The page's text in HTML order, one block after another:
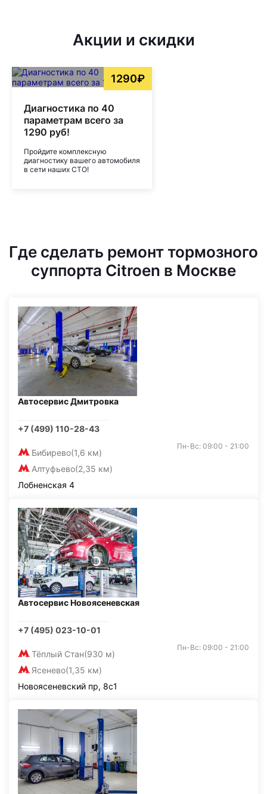
Акции и скидки
1290₽
Диагностика по 40
параметрам всего за
1290 руб!
Пройдите комплексную
диагностику вашего автомобиля
в сети наших СТО!
Где сделать ремонт тормозного
суппорта Citroen в Москве
Автосервис Дмитровка
+7 (499) 110-28-43
Бибирево(1,6 км)
Алтуфьево(2,35 км)
Пн-Вс: 09:00 - 21:00
Лобненская 4
Автосервис Новоясеневская
+7 (495) 023-10-01
Тёплый Стан(930 м)
Ясенево(1,35 км)
Пн-Вс: 09:00 - 21:00
Новоясеневский пр, 8с1